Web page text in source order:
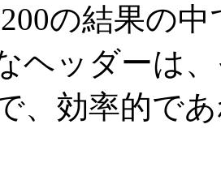
の結果の
ヘッダーは
、効率的で